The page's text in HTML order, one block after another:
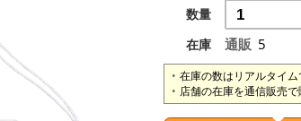
数量
在庫
通販 5
在庫の数はリアルタイム
店舗の在庫を通信販売で